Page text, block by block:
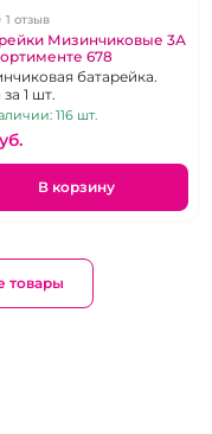
1 отзыв
Мизинчиковые 3А
678
батарейка.
1 шт.
116 шт.
В корзину
товары